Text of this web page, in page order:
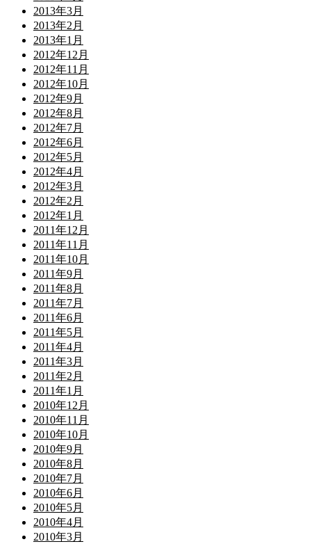
2013年3月
2013年2月
2013年1月
2012年12月
2012年11月
2012年10月
2012年9月
2012年8月
2012年7月
2012年6月
2012年5月
2012年4月
2012年3月
2012年2月
2012年1月
2011年12月
2011年11月
2011年10月
2011年9月
2011年8月
2011年7月
2011年6月
2011年5月
2011年4月
2011年3月
2011年2月
2011年1月
2010年12月
2010年11月
2010年10月
2010年9月
2010年8月
2010年7月
2010年6月
2010年5月
2010年4月
2010年3月